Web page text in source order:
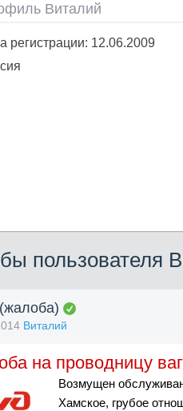
Виталий
регистрации: 12.06.2009
пользователя
(жалоба)
Виталий
на проводницу
Возмущен
Хамское, грубое